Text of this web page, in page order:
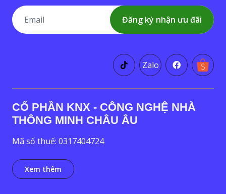
Đăng ký nhận ưu đãi
Zalo
CỔ PHẦN KNX - CÔNG NGHỆ NHÀ
THÔNG MINH CHÂU ÂU
Mã số thuế: 0317404724
Xem thêm